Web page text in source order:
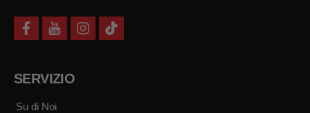
f
a
b
o
y
o
u
b
i
n
t
i
SERVIZIO
Su di Noi